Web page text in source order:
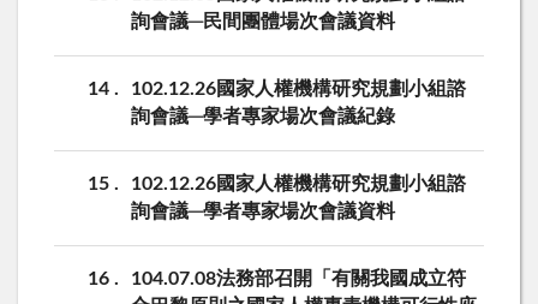
詢會議─民間團體場次會議資料
14
102.12.26國家人權機構研究規劃小組諮
詢會議─學者專家場次會議紀錄
15
102.12.26國家人權機構研究規劃小組諮
詢會議─學者專家場次會議資料
16
104.07.08法務部召開「有關我國成立符